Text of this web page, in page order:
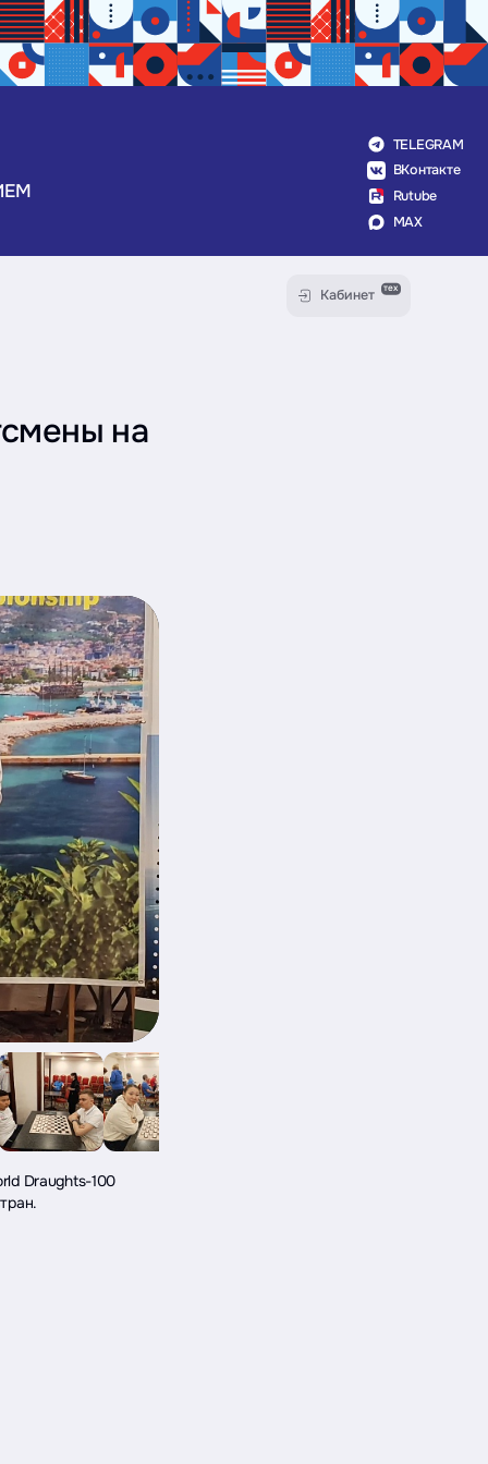
TELEGRAM
ВКонтакте
Rutube
MAX
Кабинет тех
на
Draughts-100